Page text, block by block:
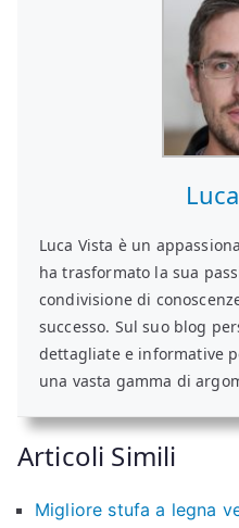
Luca Vista è un
ha trasformato la sua
condivisione di
successo. Sul suo blog
dettagliate e informative
una vasta gamma di
Articoli Simili
Migliore stufa a legna